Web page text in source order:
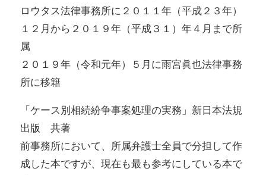
ロウタス法律事務所に２０１１年（平成２３年）
１２月から２０１９年（平成３１）年４月まで所
属
２０１９年（令和元年）５月に雨宮眞也法律事務
所に移籍
「ケース別相続紛争事案処理の実務」新日本法規
出版 共著
前事務所において、所属弁護士全員で分担して作
成した本ですが、現在も最も参考にしている本で